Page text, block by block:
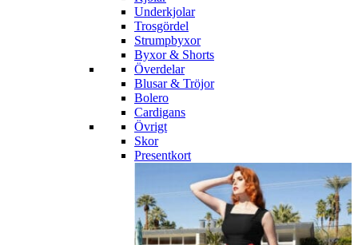
Underkjolar
Trosgördel
Strumpbyxor
Byxor & Shorts
Överdelar
Blusar & Tröjor
Bolero
Cardigans
Övrigt
Skor
Presentkort